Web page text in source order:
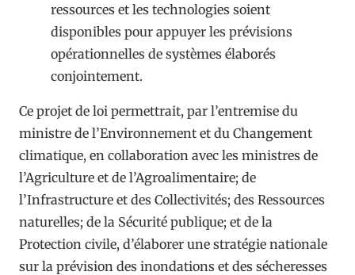
ressources et les technologies soient
disponibles pour appuyer les prévisions
opérationnelles de systèmes élaborés
conjointement.
Ce projet de loi permettrait, par l’entremise du
ministre de l’Environnement et du Changement
climatique, en collaboration avec les ministres de
l’Agriculture et de l’Agroalimentaire; de
l’Infrastructure et des Collectivités; des Ressources
naturelles; de la Sécurité publique; et de la
Protection civile, d’élaborer une stratégie nationale
sur la prévision des inondations et des sécheresses